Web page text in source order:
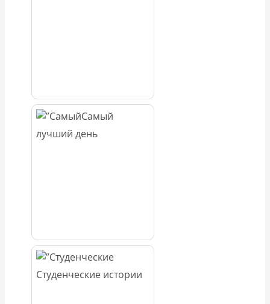
Самый
лучший день
Студенческие истории